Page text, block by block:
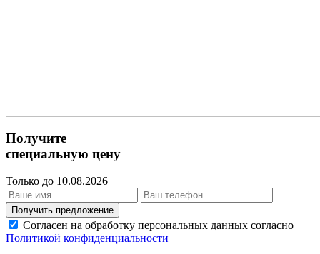
Получите
специальную цену
Только до 10.08.2026
Получить предложение
Согласен на обработку персональных данных согласно
Политикой конфиденциальности